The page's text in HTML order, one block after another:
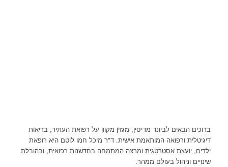
ברוכים הבאים לביונד מדיסין, מגזין מקוון על רפואת העתיד, בריאות
דיגיטלית ורפואה המותאמת אישית. ד"ר מיכל חמו לוטם היא רופאת
ילדים, יועצת אסטרטגית ומרצה המתמחה בחדשנות רפואית, ובהובלת
שינויים וניהול בעולם ממהר.